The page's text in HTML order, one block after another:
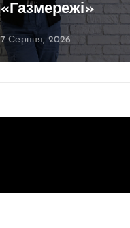
«Газмережі»
7 Серпня, 2026